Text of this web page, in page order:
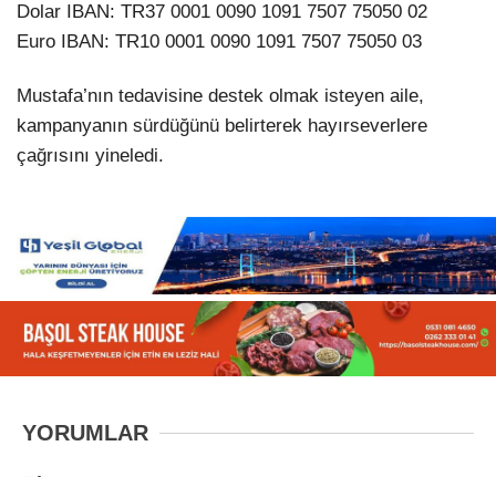
Dolar IBAN: TR37 0001 0090 1091 7507 75050 02
Euro IBAN: TR10 0001 0090 1091 7507 75050 03
Mustafa’nın tedavisine destek olmak isteyen aile,
kampanyanın sürdüğünü belirterek hayırseverlere
çağrısını yineledi.
YORUMLAR